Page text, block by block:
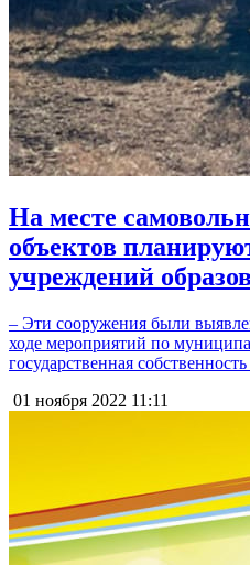
На месте
объектов
учреждений
– Эти сооружения были
ходе мероприятий по
государственная
01 ноября 2022 11:11